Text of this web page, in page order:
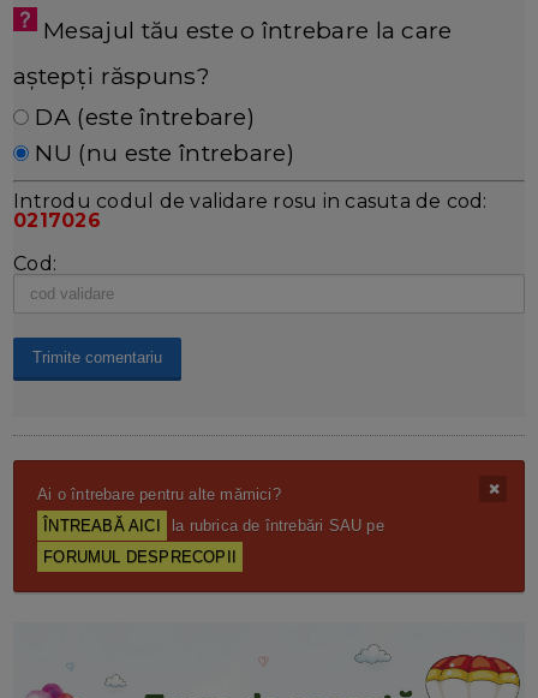
Mesajul tău este o întrebare la care
aștepți răspuns?
DA (este întrebare)
NU (nu este întrebare)
Introdu codul de validare rosu in casuta de cod:
0217026
Cod:
Ai o întrebare pentru alte mămici?
ÎNTREABĂ AICI
la rubrica de întrebări SAU pe
FORUMUL DESPRECOPII